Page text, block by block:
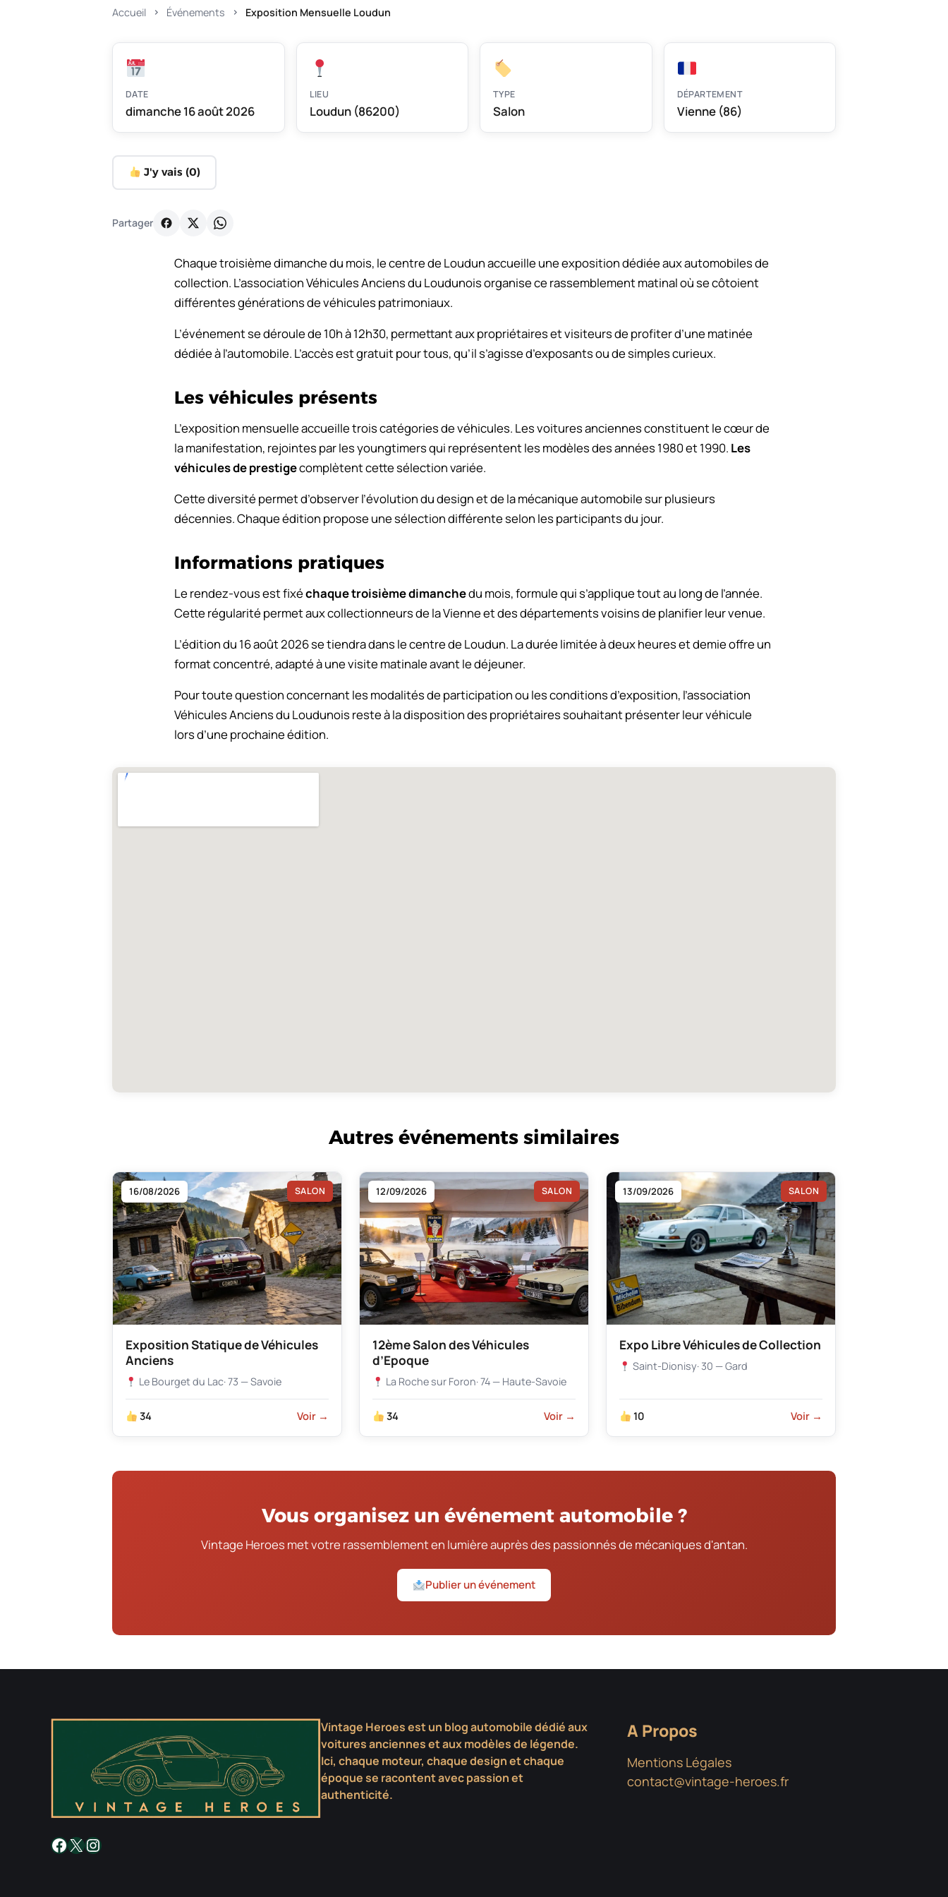
Accueil Événements Exposition Mensuelle Loudun
DATE
dimanche 16 août 2026
LIEU
Loudun (86200)
TYPE
Salon
DÉPARTEMENT
Vienne (86)
J'y vais (0)
Partager
Chaque troisième dimanche du mois, le centre de Loudun accueille une exposition dédiée aux automobiles de
collection. L’association Véhicules Anciens du Loudunois organise ce rassemblement matinal où se côtoient
différentes générations de véhicules patrimoniaux.
L’événement se déroule de 10h à 12h30, permettant aux propriétaires et visiteurs de profiter d’une matinée
dédiée à l’automobile. L’accès est gratuit pour tous, qu’il s’agisse d’exposants ou de simples curieux.
Les véhicules présents
L’exposition mensuelle accueille trois catégories de véhicules. Les voitures anciennes constituent le cœur de
la manifestation, rejointes par les youngtimers qui représentent les modèles des années 1980 et 1990. Les
véhicules de prestigecomplètent cette sélection variée.
Cette diversité permet d’observer l’évolution du design et de la mécanique automobile sur plusieurs
décennies. Chaque édition propose une sélection différente selon les participants du jour.
Informations pratiques
Le rendez-vous est fixéchaque troisième dimanchedu mois, formule qui s’applique tout au long de l’année.
Cette régularité permet aux collectionneurs de la Vienne et des départements voisins de planifier leur venue.
L’édition du 16 août 2026 se tiendra dans le centre de Loudun. La durée limitée à deux heures et demie offre un
format concentré, adapté à une visite matinale avant le déjeuner.
Pour toute question concernant les modalités de participation ou les conditions d’exposition, l’association
Véhicules Anciens du Loudunois reste à la disposition des propriétaires souhaitant présenter leur véhicule
lors d’une prochaine édition.
Autres événements similaires
16/08/2026 SALON
Exposition Statique de Véhicules
Anciens
Le Bourget du Lac· 73 — Savoie
34 Voir →
12/09/2026 SALON
12ème Salon des Véhicules
d’Epoque
La Roche sur Foron· 74 — Haute-Savoie
34 Voir →
13/09/2026 SALON
Expo Libre Véhicules de Collection
Saint-Dionisy· 30 — Gard
10 Voir →
Vous organisez un événement automobile ?
Vintage Heroes met votre rassemblement en lumière auprès des passionnés de mécaniques d'antan.
Publier un événement
Facebook
X Instagram
Vintage Heroes est un blog automobile dédié aux
voitures anciennes et aux modèles de légende.
Ici, chaque moteur, chaque design et chaque
époque se racontent avec passion et
authenticité.
A Propos
Mentions Légales
contact@vintage-heroes.fr